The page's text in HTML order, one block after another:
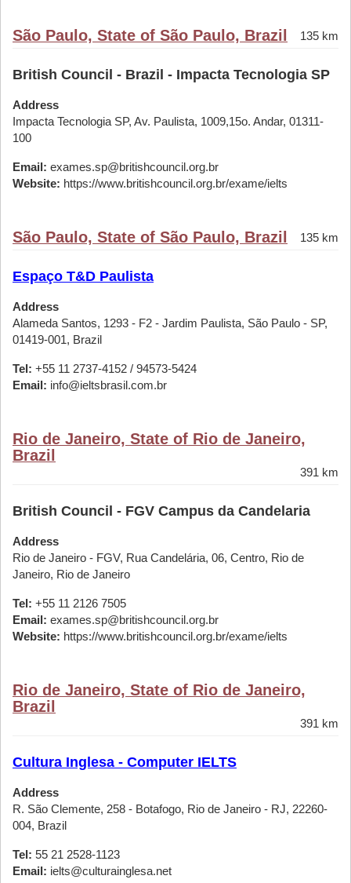
São Paulo, State of São Paulo, Brazil 135 km
British Council - Brazil - Impacta Tecnologia SP
Address
Impacta Tecnologia SP, Av. Paulista, 1009,15o. Andar, 01311-
100
Email: exames.sp@britishcouncil.org.br
Website: https://www.britishcouncil.org.br/exame/ielts
São Paulo, State of São Paulo, Brazil 135 km
Espaço T&D Paulista
Address
Alameda Santos, 1293 - F2 - Jardim Paulista, São Paulo - SP,
01419-001, Brazil
Tel: +55 11 2737-4152 / 94573-5424
Email: info@ieltsbrasil.com.br
Rio de Janeiro, State of Rio de Janeiro,
Brazil
391 km
British Council - FGV Campus da Candelaria
Address
Rio de Janeiro - FGV, Rua Candelária, 06, Centro, Rio de
Janeiro, Rio de Janeiro
Tel: +55 11 2126 7505
Email: exames.sp@britishcouncil.org.br
Website: https://www.britishcouncil.org.br/exame/ielts
Rio de Janeiro, State of Rio de Janeiro,
Brazil
391 km
Cultura Inglesa - Computer IELTS
Address
R. São Clemente, 258 - Botafogo, Rio de Janeiro - RJ, 22260-
004, Brazil
Tel: 55 21 2528-1123
Email: ielts@culturainglesa.net